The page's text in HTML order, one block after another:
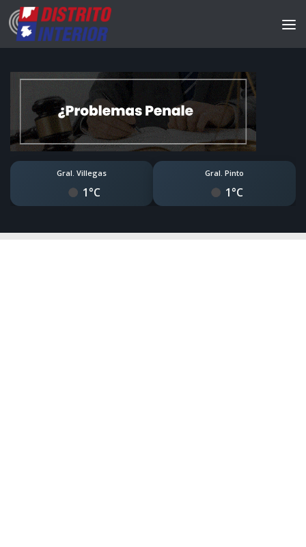
Gral. Villegas
1°C
Gral. Pinto
1°C